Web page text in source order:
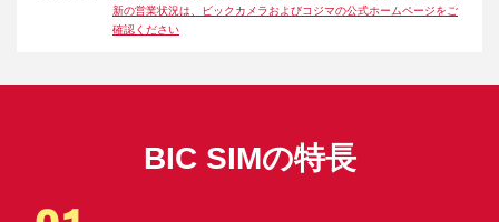
新の営業状況は、ビックカメラおよびコジマの公式ホームページをご
確認ください
BIC SIMの特長